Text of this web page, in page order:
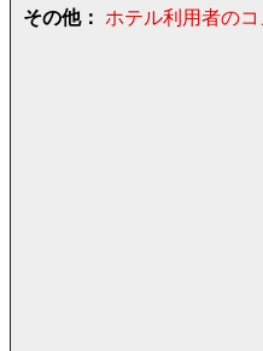
その他： ホテル利用者のコ